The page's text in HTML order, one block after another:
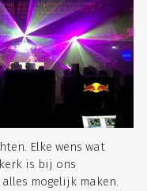
Elke wens wat
is bij ons
mogelijk maken.